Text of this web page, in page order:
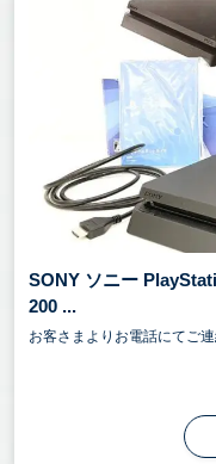
SONY ソニー
200 ...
お客さまよりお電話にてご